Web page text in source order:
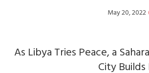
As